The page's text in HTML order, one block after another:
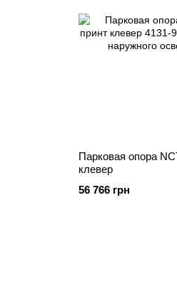
Парковая опора
клевер
56 766 грн